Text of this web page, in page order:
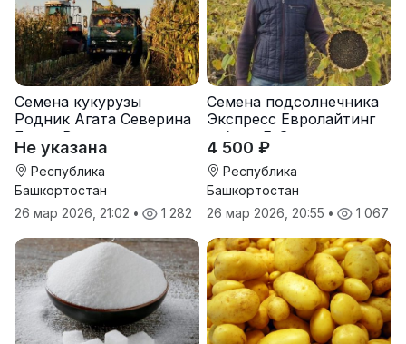
Семена кукурузы
Родник Агата Северина
Берта Вилора
Прохладненский Дарина
Росс Машук Катерина
Не указана
Республика
Башкортостан
26 мар 2026, 21:02 • 1 282
Семена подсолнечника
Экспресс Евролайтинг
гибрид F-G+
4 500 ₽
Республика
Башкортостан
26 мар 2026, 20:55 • 1 067